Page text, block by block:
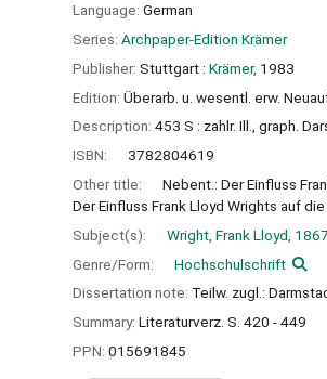
Language: German
Series: Archpaper-Edition Krämer
Publisher: Stuttgart : Krämer, 1983
Edition: Überarb. u. wesentl. erw.
Description: 453 S : zahlr. Ill., graph.
ISBN:
3782804619
Other title:
Nebent.: Der Einfluss
Der Einfluss Frank Lloyd Wrights auf
Subject(s):
Wright, Frank Lloyd,
Genre/Form:
Hochschulschrift
Dissertation note: Teilw. zugl.:
Summary: Literaturverz. S. 420 - 449
PPN: 015691845